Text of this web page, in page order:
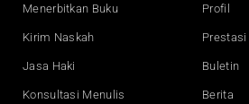
o
e
n
Menerbitkan Buku
Kirim Naskah
Jasa Haki
Konsultasi Menulis
Profil
Prestasi
Buletin
Berita